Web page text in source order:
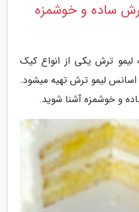
ساده و خوشمزه
لیمو ترش یکی از انواع کیک
اسانس لیمو ترش تهیه میشود.
و خوشمزه آشنا شوید.